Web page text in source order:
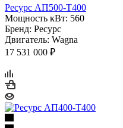
Ресурс АП500-Т400
Мощность кВт: 560
Бренд: Ресурс
Двигатель: Wagna
17 531 000 ₽